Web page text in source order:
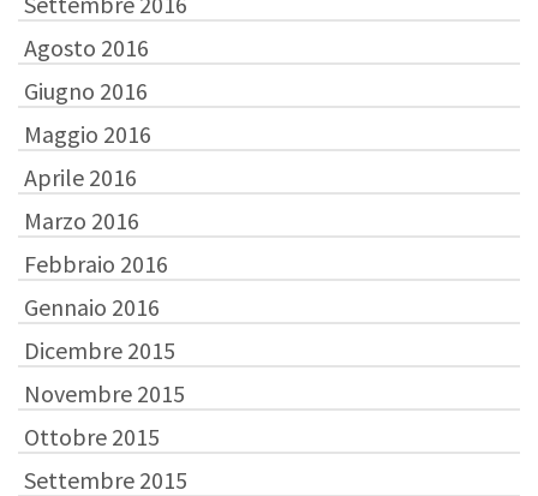
Agosto 2016
Giugno 2016
Maggio 2016
Aprile 2016
Marzo 2016
Febbraio 2016
Gennaio 2016
Dicembre 2015
Novembre 2015
Ottobre 2015
Settembre 2015